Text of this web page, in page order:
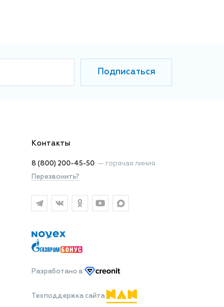
Подписаться
Контакты
8 (800) 200-45-50 — горячая линия
Перезвонить?
Разработано в
Техподдержка сайта